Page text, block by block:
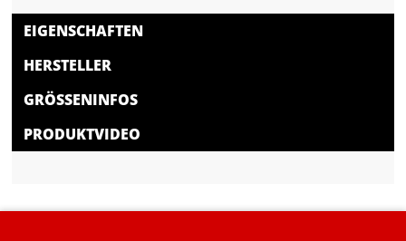
EIGENSCHAFTEN
HERSTELLER
GRÖSSENINFOS
PRODUKTVIDEO